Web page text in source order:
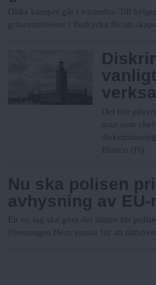
Olika kamper går i varandra. Till
gräsrotsrörelser i Botkyrka för att
Det bör
man som
Blanco (Fi).
Nu ska polisen
avhysning av
En ny lag ska göra det lättare för
Föreningen Hem varnar för att